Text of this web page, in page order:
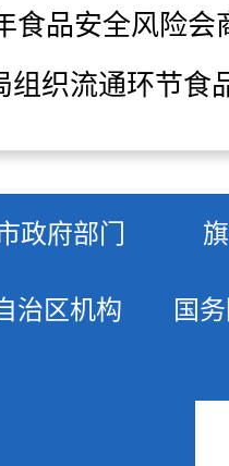
食品安全风险会